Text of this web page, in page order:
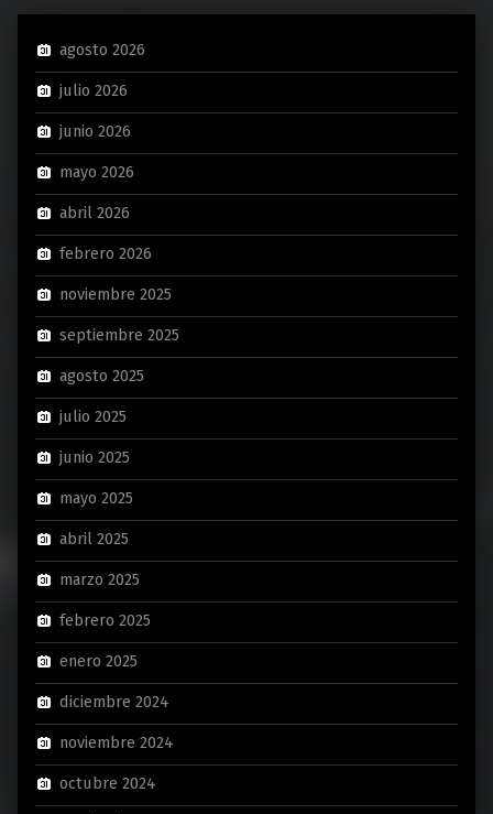
agosto 2026
julio 2026
junio 2026
mayo 2026
abril 2026
febrero 2026
noviembre 2025
septiembre 2025
agosto 2025
julio 2025
junio 2025
mayo 2025
abril 2025
marzo 2025
febrero 2025
enero 2025
diciembre 2024
noviembre 2024
octubre 2024